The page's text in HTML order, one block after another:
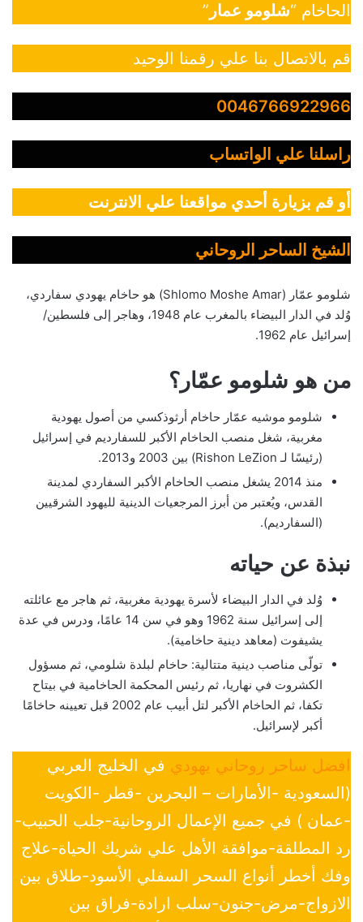
الحاخام “شلومو عمار ”
قم بالاتصال بنا علي رقمنا الوحيد
0046766922966
راسلنا علي الواتساب
أو قم بزيارة أحدي مواقعنا علي الانترنت
الشيخ الساحر الروحاني
شلومو عمّار (Shlomo Moshe Amar) هو حاخام يهودي سفاردي،
وُلد في الدار البيضاء بالمغرب عام 1948، وهاجر إلى فلسطين/
إسرائيل عام 1962.
من هو شلومو عمّار؟
شلومو موشيه عمّار حاخام أرثوذكسي من أصول يهودية
مغربية، شغل منصب الحاخام الأكبر للسفارديم في إسرائيل
(رئيسًا لـ Rishon LeZion) بين 2003 و2013.
منذ 2014 يشغل منصب الحاخام الأكبر السفاردي لمدينة
القدس، ويُعتبر من أبرز المرجعيات الدينية لليهود الشرقيين
(السفارديم).
نبذة عن حياته
وُلد في الدار البيضاء لأسرة يهودية مغربية، ثم هاجر مع عائلته
إلى إسرائيل سنة 1962 وهو في سن 14 عامًا، ودرس في عدة
يشيفوت (معاهد دينية حاخامية).
تولّى مناصب دينية متتالية: حاخام لبلدة شلومي، ثم مسؤول
الكشروت في نهاريا، ثم رئيس المحكمة الحاخامية في بيتاح
تكفا، ثم الحاخام الأكبر لتل أبيب عام 2002 قبل تعيينه حاخامًا
أكبر لإسرائيل.
افضل ساحر روحاني يهودي في الخليج العربي
(السعودية -الأمارات – البحرين -قطر -الكويت
-عمان ) في جميع الإعمال الروحانية-جلب الحبيب-
رد المطلقة-موافقة الأهل علي شريك الحياة-علاج
وفك أخطر أنواع السحر السفلي الأسود-طلاق بين
الازواج-مرض-جنون-سلب ارادة-فراق بين